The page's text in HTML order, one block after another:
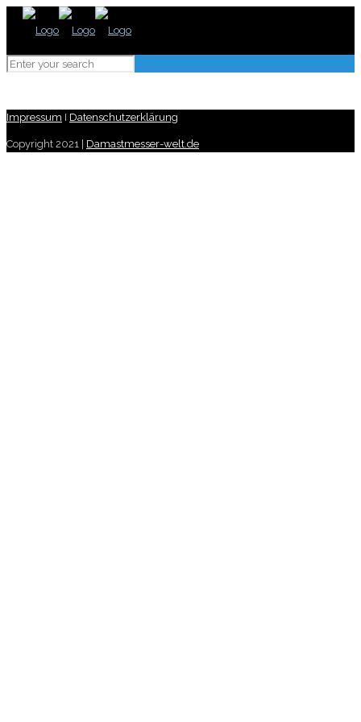
Impressum I Datenschutzerklärung
Copyright 2021 | Damastmesser-welt.de